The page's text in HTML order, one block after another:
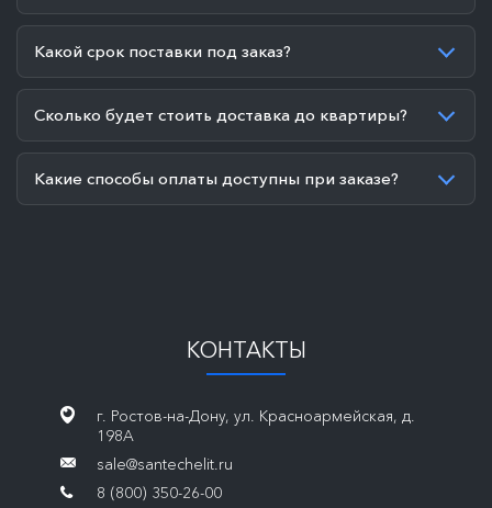
Какой срок поставки под заказ?
Сколько будет стоить доставка до квартиры?
Какие способы оплаты доступны при заказе?
КОНТАКТЫ
г. Ростов-на-Дону, ул. Красноармейская, д.
198А
sale@santechelit.ru
8 (800) 350-26-00